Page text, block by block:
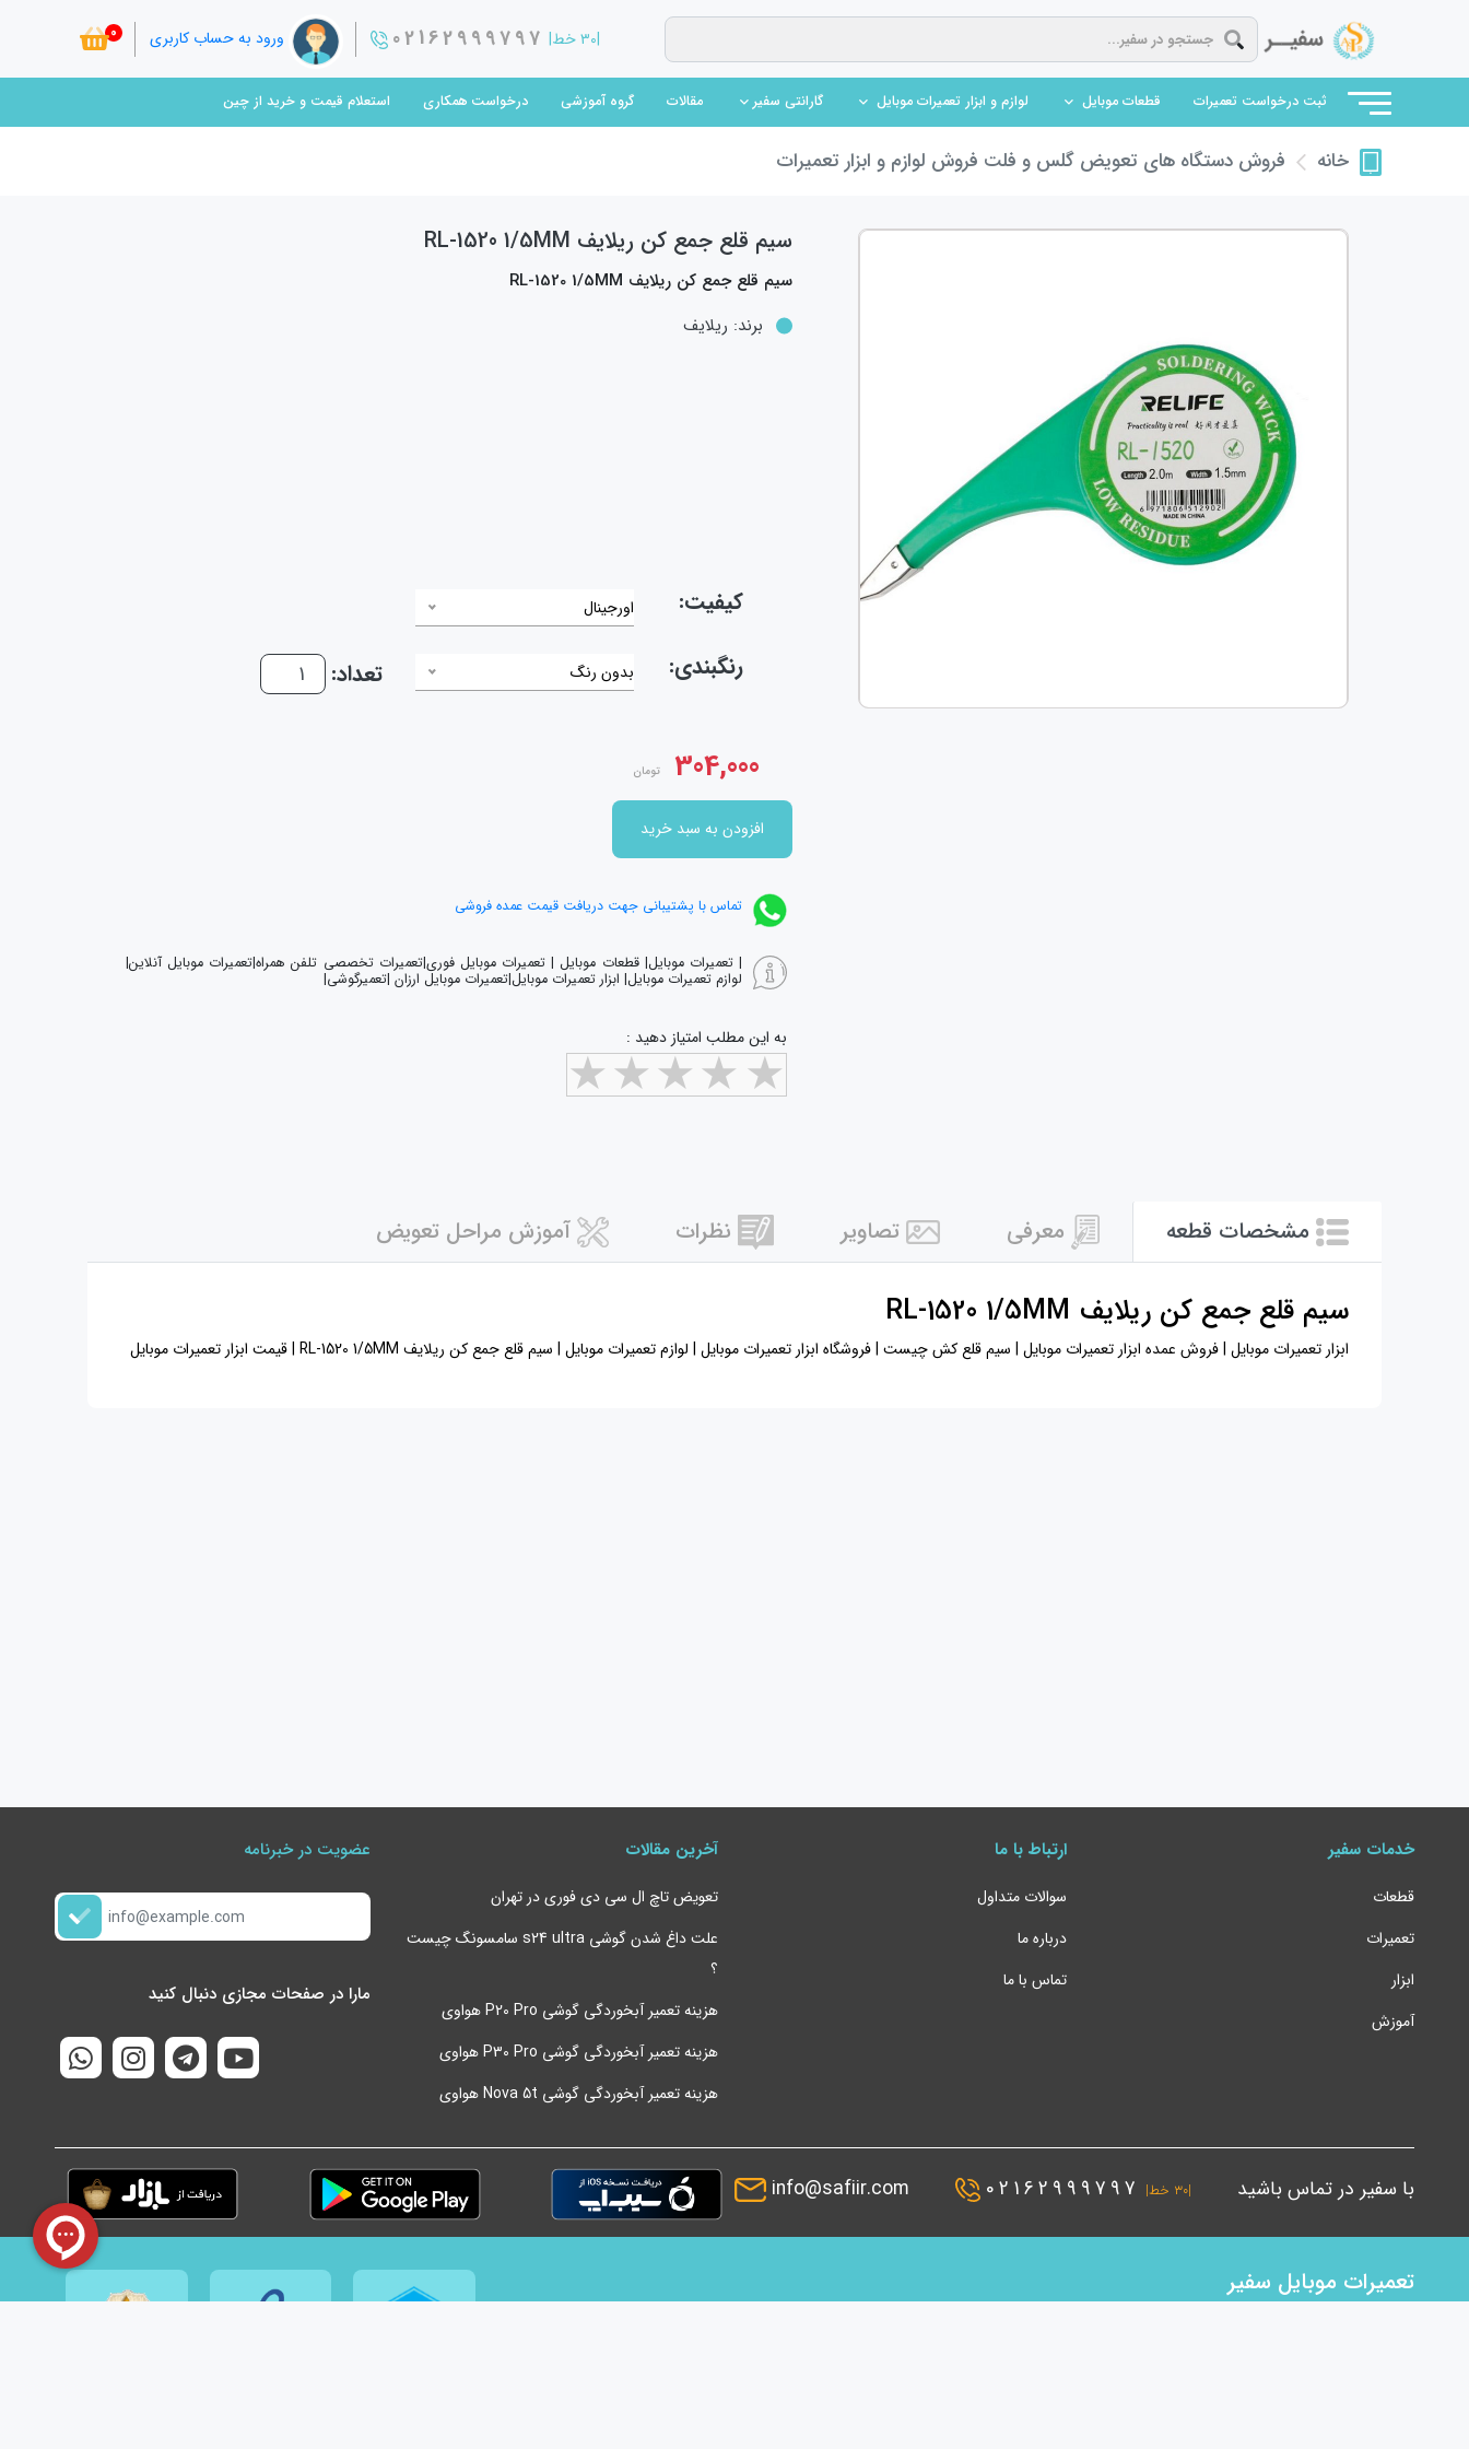
|۳۰ خط| 02162999797 ورود به حساب کاربری 0
ثبت درخواست تعمیرات قطعات موبایل (current) لوازم و ابزار تعمیرات موبایل (current) گارانتی سفیر(current) مقالات گروه آموزشی درخواست همکاری استعلام قیمت و خرید از چین
خانه فروش دستگاه های تعویض گلس و فلت فروش لوازم و ابزار تعمیرات
سیم قلع جمع کن ریلایف RL-1520 1/5MM
سیم قلع جمع کن ریلایف RL-1520 1/5MM
برند: ریلایف
کیفیت: اورجینال
رنگبندی: بدون رنگ تعداد:
304,000 تومان
افزودن به سبد خرید
تماس با پشتیبانی جهت دریافت قیمت عمده فروشی
| تعمیرات موبایل| قطعات موبایل | تعمیرات موبایل فوری|تعمیرات تخصصی تلفن همراه|تعمیرات موبایل آنلاین|
لوازم تعمیرات موبایل| ابزار تعمیرات موبایل|تعمیرات موبایل ارزان |تعمیرگوشی|
به این مطلب امتیاز دهید :
مشخصات قطعه معرفی تصاویر نظرات آموزش مراحل تعویض
سیم قلع جمع کن ریلایف RL-1520 1/5MM
ابزار تعمیرات موبایل | فروش عمده ابزار تعمیرات موبایل | سیم قلع کش چیست | فروشگاه ابزار تعمیرات موبایل | لوازم تعمیرات موبایل | سیم قلع جمع کن ریلایف RL-1520 1/5MM | قیمت ابزار تعمیرات موبایل
خدمات سفیر
قطعات
تعمیرات
ابزار
آموزش
ارتباط با ما
سوالات متداول
درباره ما
تماس با ما
آخرین مقالات
تعویض تاچ ال سی دی فوری در تهران
علت داغ شدن گوشی s24 ultra سامسونگ چیست
؟
هزینه تعمیر آبخوردگی گوشی P20 Pro هواوی
هزینه تعمیر آبخوردگی گوشی P30 Pro هواوی
هزینه تعمیر آبخوردگی گوشی Nova 5t هواوی
عضویت در خبرنامه
مارا در صفحات مجازی دنبال کنید
با سفیر در تماس باشید |۳۰ خط| 02162999797
info@safiir.com
تعمیرات موبایل سفیر